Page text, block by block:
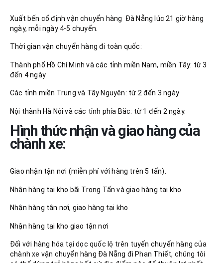
Xuất bến cố định vận chuyển hàng Đà Nẵng lúc 21 giờ hàng
ngày, mỗi ngày 4-5 chuyến.
Thời gian vận chuyển hàng đi toàn quốc:
Thành phố Hồ Chí Minh và các tỉnh miền Nam, miền Tây: từ 3
đến 4 ngày
Các tỉnh miền Trung và Tây Nguyên: từ 2 đến 3 ngày
Nội thành Hà Nội và các tỉnh phía Bắc: từ 1 đến 2 ngày.
Hình thức nhận và giao hàng của
chành xe:
Giao nhận tận nơi (miễn phí với hàng trên 5 tấn).
Nhận hàng tại kho bãi Trọng Tấn và giao hàng tại kho
Nhận hàng tận nơi, giao hàng tại kho
Nhận hàng tại kho giao tận nơi
Đối với hàng hóa tại dọc quốc lộ trên tuyến chuyển hàng của
chành xe vận chuyển hàng Đà Nẵng đi Phan Thiết, chúng tôi